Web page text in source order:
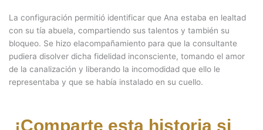
La configuración permitió identificar que Ana estaba en lealtad
con su tía abuela, compartiendo sus talentos y también su
bloqueo. Se hizo elacompañamiento para que la consultante
pudiera disolver dicha fidelidad inconsciente, tomando el amor
de la canalización y liberando la incomodidad que ello le
representaba y que se había instalado en su cuello.
¡Comparte esta historia si